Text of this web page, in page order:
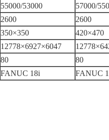
55000/53000 57000/
2600 2600
350×350 420×470
12778×6927×6047
80 80
FANUC 18i FANUC